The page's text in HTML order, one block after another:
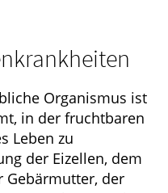
Organismus ist
in der fruchtbaren
Leben zu
der Eizellen, dem
Gebärmutter, der